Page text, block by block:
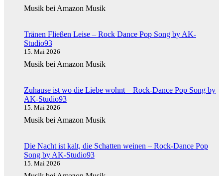
Musik bei Amazon Musik
Tränen Fließen Leise – Rock Dance Pop Song by AK-
Studio93
15. Mai 2026
Musik bei Amazon Musik
Zuhause ist wo die Liebe wohnt – Rock-Dance Pop Song by
AK-Studio93
15. Mai 2026
Musik bei Amazon Musik
Die Nacht ist kalt, die Schatten weinen – Rock-Dance Pop
Song by AK-Studio93
15. Mai 2026